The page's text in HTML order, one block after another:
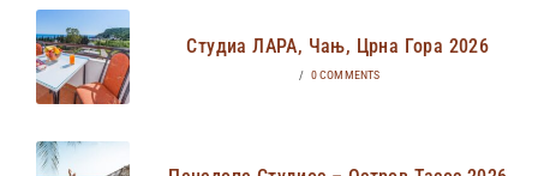
Студиа ЛАРА, Чањ, Црна Гора 2026
/ 0 COMMENTS